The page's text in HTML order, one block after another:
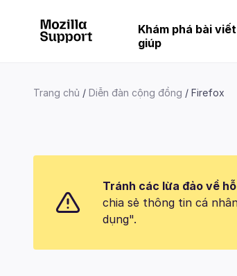
Khám phá bài
giúp
Trang chủ Diễn đàn cộng đồng Firefox
Tránh các lừa đảo về
chia sẻ thông tin cá
dụng".